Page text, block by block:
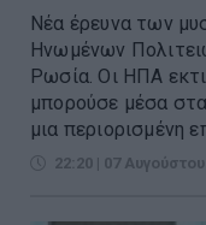
Νέα έρευνα των
Ηνωμένων
Ρωσία. Οι ΗΠΑ
μπορούσε μέσα
μια περιορισμένη
22:20 | 07